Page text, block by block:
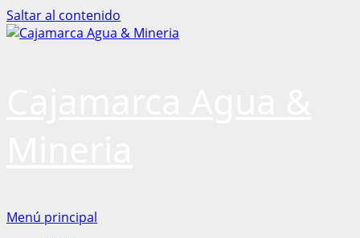
Saltar al contenido
Menú principal